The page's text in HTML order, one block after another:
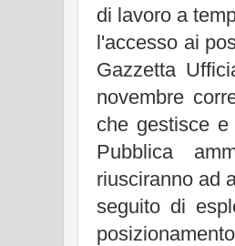
di lavoro a
l'accesso ai
Gazzetta
novembre
che gestisce
Pubblica
riusciranno ad
seguito di